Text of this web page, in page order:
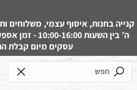
קנייה בחנות, איסוף עצמי, משלוחים
עסקים מיום קבלת